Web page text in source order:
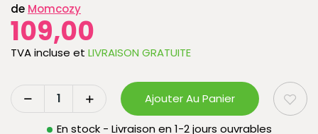
de Momcozy
109,00
TVA incluse et LIVRAISON GRATUITE
Ajouter Au Panier
En stock - Livraison en 1-2 jours ouvrables